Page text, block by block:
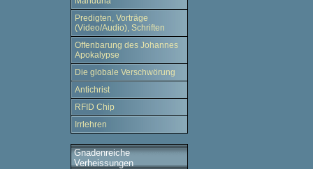
Predigten, Vorträge
(Video/Audio), Schriften
Offenbarung des Johannes
Apokalypse
Die globale Verschwörung
Antichrist
RFID Chip
Irrlehren
Gnadenreiche
Verheissungen